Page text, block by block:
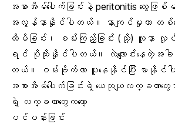
အစာအိမ်ပေါက်ခြင်းနဲ့ peritonitis တွေ
အလွန်နာနိုင်ပါတယ်။ နာကျင်မှုဟာ တစ်
ထိမိခြင်း၊ စမ်းကြည့်ခြင်း (သို့) လူနာ လှုပ်
ရင် ပိုဆိုးနိုင်ပါတယ်။ လဲလျောင်းနေတဲ့အခ
တယ်။ ဝမ်းဗိုက်ဟာ ပူနေနိုင်ပြီး မာနိုင်
အစာအိမ်ပေါက်ခြင်းရဲ့ ယေဘုယျလက္ခဏာတွေ
ရဲ့ လက္ခဏာတွေကတော့
ပင်ပန်းခြင်း